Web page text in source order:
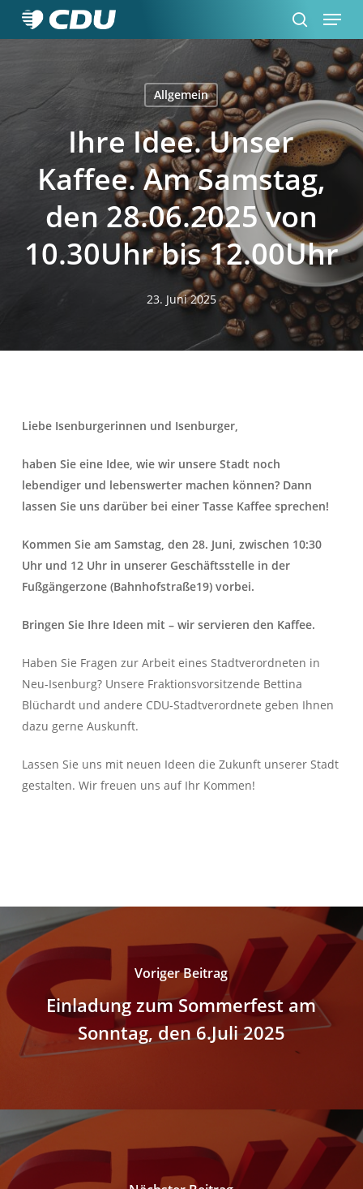
search
Menu
Allgemein
Ihre Idee. Unser
Kaffee. Am Samstag,
den 28.06.2025 von
10.30Uhr bis 12.00Uhr
23. Juni 2025
Liebe Isenburgerinnen und Isenburger,
haben Sie eine Idee, wie wir unsere Stadt noch
lebendiger und lebenswerter machen können? Dann
lassen Sie uns darüber bei einer Tasse Kaffee sprechen!
Kommen Sie am Samstag, den 28. Juni, zwischen 10:30
Uhr und 12 Uhr in unserer Geschäftsstelle in der
Fußgängerzone (Bahnhofstraße19) vorbei.
Bringen Sie Ihre Ideen mit – wir servieren den Kaffee.
Haben Sie Fragen zur Arbeit eines Stadtverordneten in
Neu-Isenburg? Unsere Fraktionsvorsitzende Bettina
Blüchardt und andere CDU-Stadtverordnete geben Ihnen
dazu gerne Auskunft.
Lassen Sie uns mit neuen Ideen die Zukunft unserer Stadt
gestalten. Wir freuen uns auf Ihr Kommen!
Voriger Beitrag
Einladung zum Sommerfest am
Sonntag, den 6.Juli 2025
Close
Menu